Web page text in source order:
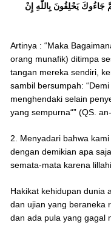
جَاءُوكَ يَحْلِفُونَ بِاللَّهِ إِنْ
Artinya : “Maka
orang munafik) ditimpa
tangan mereka sendiri,
sambil bersumpah:
menghendaki selain
yang sempurna“” (QS.
2. Menyadari bahwa
dengan demikian apa
semata-mata karena lillahi
Hakikat kehidupan dunia
dan ujian yang beraneka
dan ada pula yang gagal